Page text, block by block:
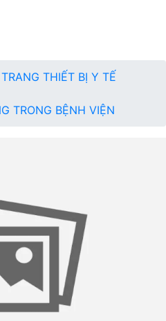
TRANG THIẾT BỊ Y TẾ
TRONG BỆNH VIỆN